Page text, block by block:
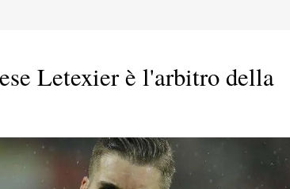
Letexier è l'arbitro della